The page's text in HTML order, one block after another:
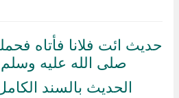
حديث ائت فلانا فأتاه
صلى الله عليه
الحديث بالسند